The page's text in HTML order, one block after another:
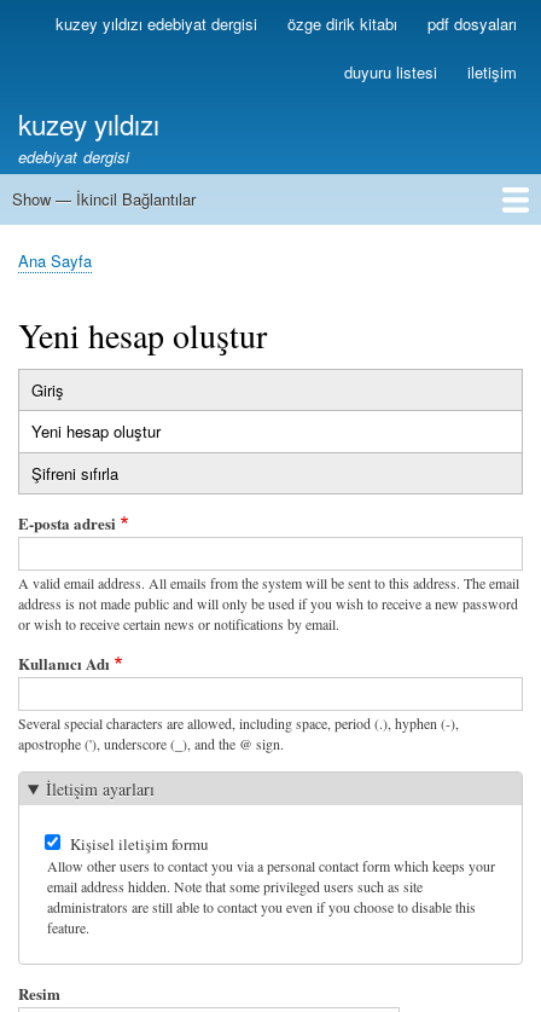
Ana
içeriğe
Birincilkuzey yıldızı edebiyat dergisi özge dirik kitabı pdf dosyaları
duyuru listesi iletişim
kuzey yıldızı
edebiyat dergisi
İkincil
Show — İkincil Bağlantılar
1
2
3
4
5
6
7
8
9
10
11
12
13
Sayfa
Ana Sayfa
Yeni hesap oluştur
Birincil
sekmeler
Giriş
Yeni hesap oluştur(etkin
sekme)
Şifreni sıfırla
E-posta adresi
A valid email address. All emails from the system will be sent to this address. The email
address is not made public and will only be used if you wish to receive a new password
or wish to receive certain news or notifications by email.
Kullanıcı Adı
Several special characters are allowed, including space, period (.), hyphen (-),
apostrophe ('), underscore (_), and the @ sign.
İletişim ayarları
Kişisel iletişim formu
Allow other users to contact you via a personal contact form which keeps your
email address hidden. Note that some privileged users such as site
administrators are still able to contact you even if you choose to disable this
feature.
Resim